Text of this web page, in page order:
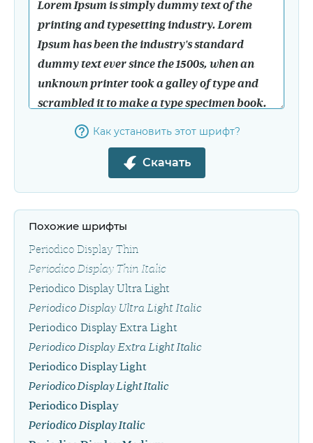
Как установить этот шрифт?
Скачать
Похожие шрифты
Periodico Display Thin
Periodico Display Thin Italic
Periodico Display Ultra Light
Periodico Display Ultra Light Italic
Periodico Display Extra Light
Periodico Display Extra Light Italic
Periodico Display Light
Periodico Display Light Italic
Periodico Display
Periodico Display Italic